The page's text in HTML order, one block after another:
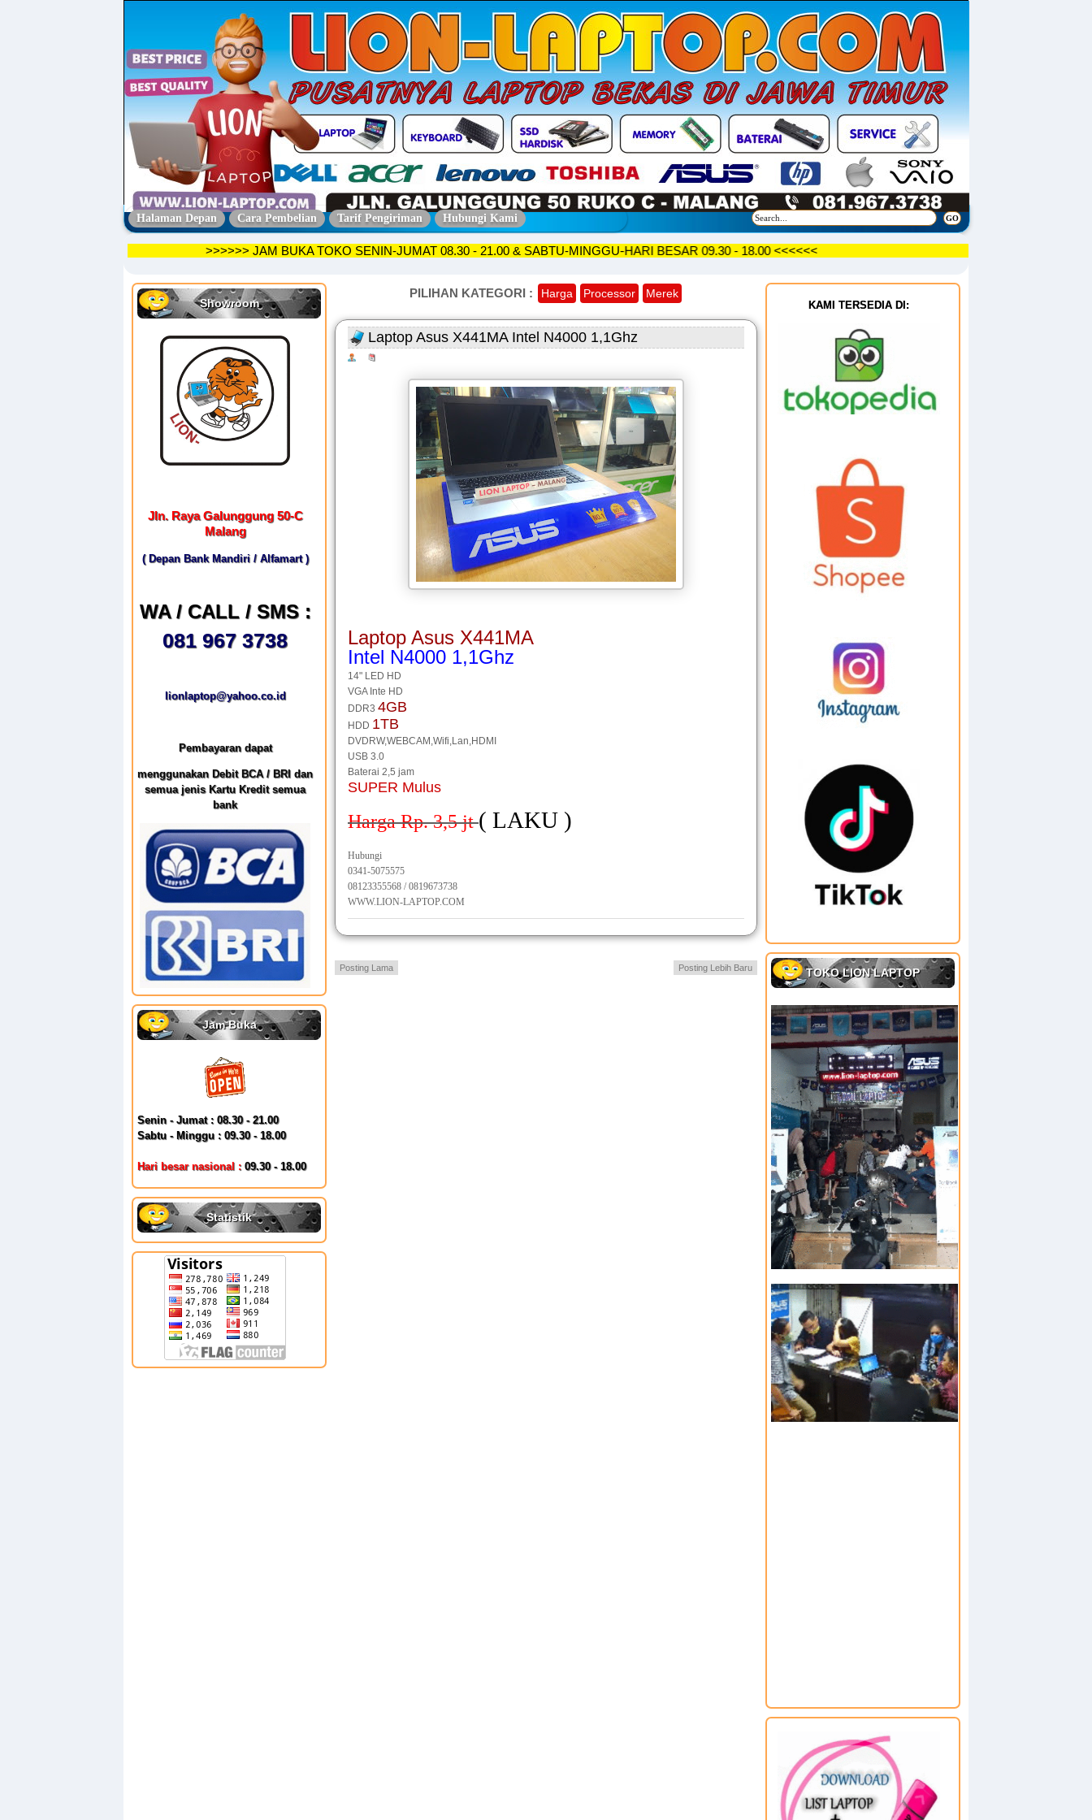
Halaman Depan Cara Pembelian Tarif Pengiriman Hubungi Kami
>>>>>> JAM BUKA TOKO SENIN-JUMAT 08.30 - 21.00 & SABTU-MINGGU-HARI BESAR 09.30 - 18.00 <<<<<<
Showroom
Jln. Raya Galunggung 50-C
Malang
( Depan Bank Mandiri / Alfamart )
WA / CALL / SMS :
081 967 3738
lionlaptop@yahoo.co.id
Pembayaran dapat
menggunakan Debit BCA / BRI dan
semua jenis Kartu Kredit semua
bank
Jam Buka
Senin - Jumat : 08.30 - 21.00
Sabtu - Minggu : 09.30 - 18.00
Hari besar nasional : 09.30 - 18.00
Statistik
PILIHAN KATEGORI : Harga Processor Merek
Laptop Asus X441MA Intel N4000 1,1Ghz
Laptop Asus X441MA
Intel N4000 1,1Ghz
14" LED HD
VGA Inte HD
DDR3 4GB
HDD 1TB
DVDRW,WEBCAM,Wifi,Lan,HDMI
USB 3.0
Baterai 2,5 jam
SUPER Mulus
Harga Rp. 3,5jt( LAKU )
Hubungi
0341-5075575
08123355568 / 0819673738
WWW.LION-LAPTOP.COM
Posting Lebih Baru
Posting Lama
KAMI TERSEDIA DI:
TOKO LION LAPTOP